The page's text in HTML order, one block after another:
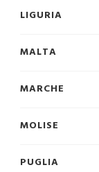
LIGURIA
MALTA
MARCHE
MOLISE
PUGLIA